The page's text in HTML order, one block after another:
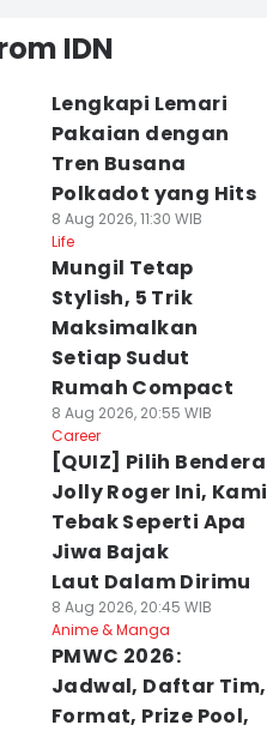
IDN
Lengkapi Lemari
Pakaian dengan
Tren Busana
Polkadot yang Hits
8 Aug 2026, 11:30 WIB
Life
Mungil Tetap
Stylish, 5 Trik
Maksimalkan
Setiap Sudut
Rumah Compact
8 Aug 2026, 20:55 WIB
Career
[QUIZ] Pilih Bendera
Jolly Roger Ini, Kami
Tebak Seperti Apa
Jiwa Bajak
Laut Dalam Dirimu
8 Aug 2026, 20:45 WIB
Anime & Manga
PMWC 2026:
Jadwal, Daftar Tim,
Format, Prize Pool,